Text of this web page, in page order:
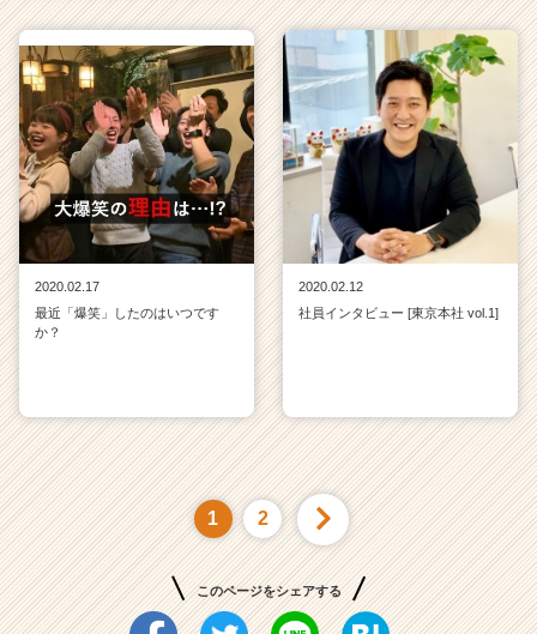
2020.02.17
最近「爆笑」したのはいつです
か？
2020.02.12
社員インタビュー [東京本社 vol.1]
1 2
このページをシェアする